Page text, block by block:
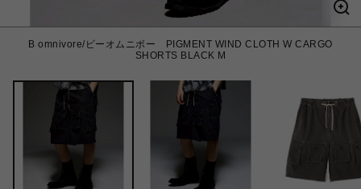
B omnivore/ビーオムニボー PIGMENT WIND CLOTH W CARGO
SHORTS BLACK M